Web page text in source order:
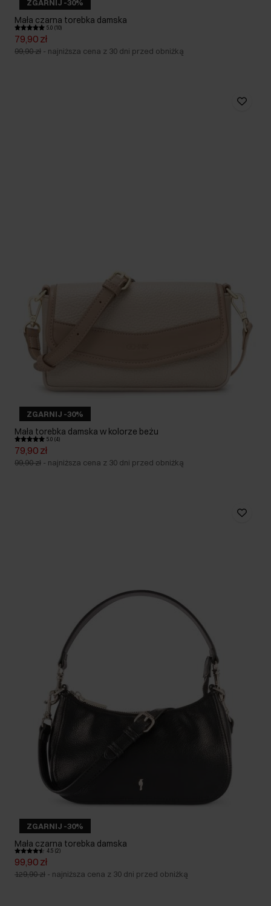
ZGARNIJ -30%
Mała czarna torebka damska
5.0 (10)
79,90 zł
99,90 zł - najniższa cena z 30 dni przed obniżką
ZGARNIJ -30%
Mała torebka damska w kolorze beżu
5.0 (4)
79,90 zł
99,90 zł - najniższa cena z 30 dni przed obniżką
ZGARNIJ -30%
Mała czarna torebka damska
4.5 (2)
99,90 zł
129,90 zł - najniższa cena z 30 dni przed obniżką